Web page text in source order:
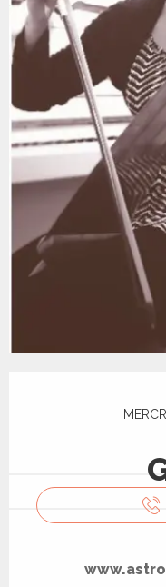
Ouverture et